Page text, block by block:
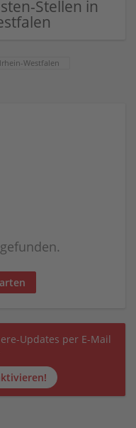
Stellen in
Westfalen
Updates per E-Mail